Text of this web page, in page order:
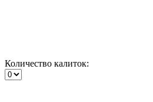
Количество калиток: